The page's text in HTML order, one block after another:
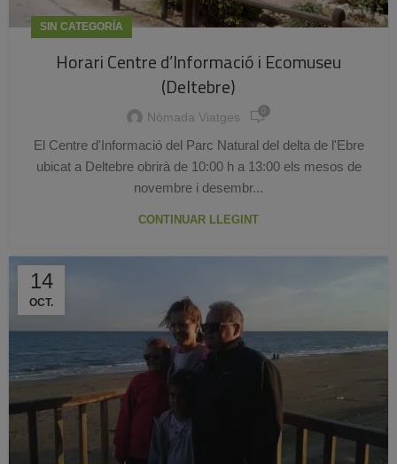
SIN CATEGORÍA
Horari Centre d’Informació i Ecomuseu
(Deltebre)
Nòmada Viatges
El Centre d'Informació del Parc Natural del delta de l'Ebre
ubicat a Deltebre obrirà de 10:00 h a 13:00 els mesos de
novembre i desembr...
CONTINUAR LLEGINT
14
OCT.